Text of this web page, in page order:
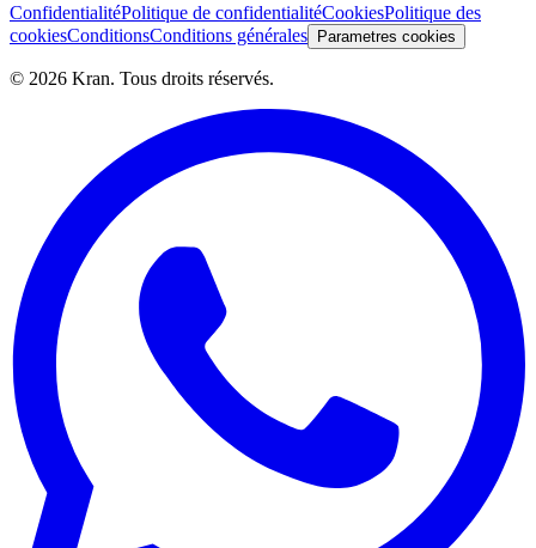
ConfidentialitéPolitique de confidentialitéCookiesPolitique des
cookiesConditionsConditions générales Parametres cookies
© 2026 Kran. Tous droits réservés.